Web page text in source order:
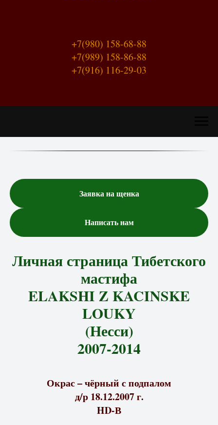
+7(980) 158-68-88
+7(989) 158-86-88
+7(916) 116-29-03
Заявка на щенка
Написать нам
Личная страница Тибетского
мастифа
ELAKSHI Z KACINSKE
LOUKY
(Несси)
2007-2014
Окрас – чёрный с подпалом
д/р 18.12.2007 г.
HD-В